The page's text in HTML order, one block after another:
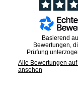
Basierend
Bewertungen,
Prüfung
Alle Bewertungen
ansehen